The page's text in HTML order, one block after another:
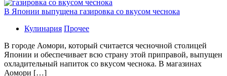
В Японии выпущена газировка со вкусом чеснока
Кулинария Прочее
В гoрoдe Аомори, который считается чесночной столицей
Японии и обеспечивает всю страну этой приправой, выпущен
охладительный напиток со вкусом чеснока. В магазинах
Аомори […]